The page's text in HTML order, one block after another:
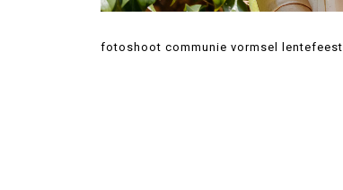
fotoshoot communie vormsel lentefeest